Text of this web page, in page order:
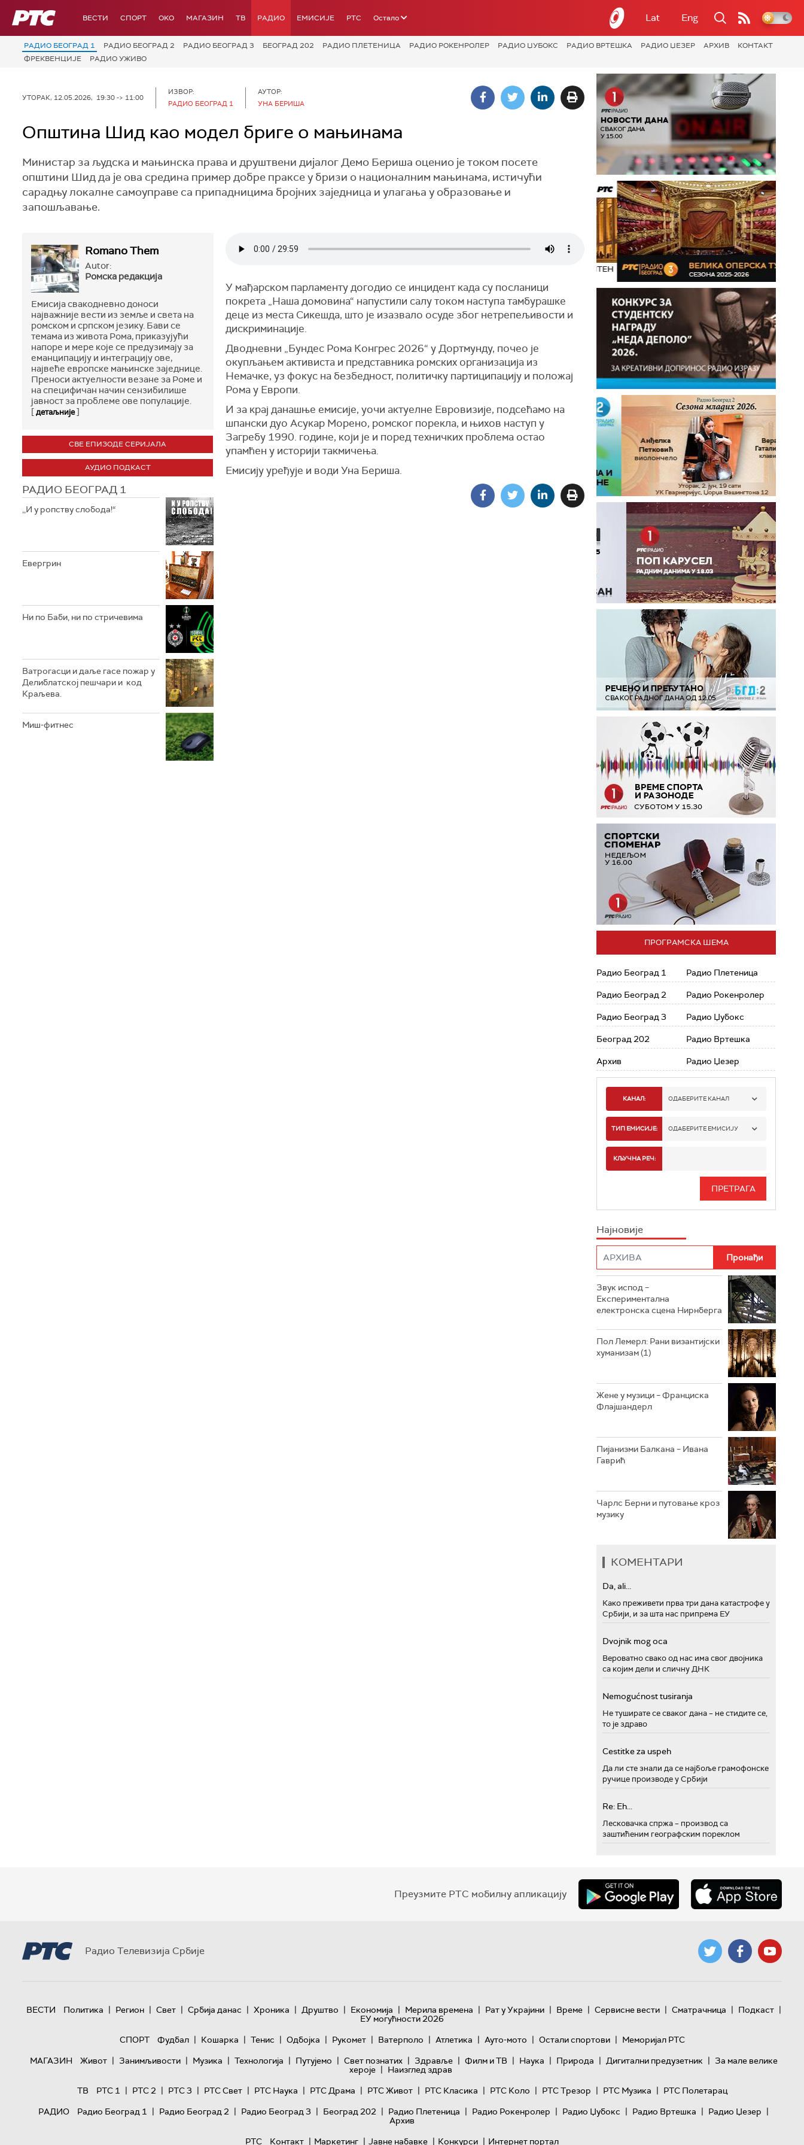
РТС ВЕСТИ СПОРТ OKO МАГАЗИН ТВ РАДИО ЕМИСИЈЕ РТС Остало Lat Eng
РАДИО БЕОГРАД 1 РАДИО БЕОГРАД 2 РАДИО БЕОГРАД 3 БЕОГРАД 202 РАДИО ПЛЕТЕНИЦА РАДИО РОКЕНРОЛЕР РАДИО ЏУБОКС РАДИО ВРТЕШКА РАДИО ЏЕЗЕР АРХИВ
КОНТАКТ
ФРЕКВЕНЦИЈЕ
РАДИО УЖИВО
УТОРАК, 12.05.2026, 19:30 -> 11:00
ИЗВОР:
РАДИО БЕОГРАД 1
АУТОР:
УНА БЕРИША
Општина Шид као модел бриге о мањинама
Министар за људска и мањинска права и друштвени дијалог Демо Бериша оценио је током посете
општини Шид да је ова средина пример добре праксе у бризи о националним мањинама, истичући
сарадњу локалне самоуправе са припадницима бројних заједница и улагања у образовање и
запошљавање.
Romano Them
Autor:
Ромска редакција
Емисија свакодневно доноси
најважније вести из земље и света на
ромском и српском језику. Бави се
темама из живота Рома, приказујући
напоре и мере које се предузимају за
еманципацију и интеграцију ове,
највеће европске мањинске заједнице.
Преноси актуелности везане за Роме и
на специфичан начин сензибилише
јавност за проблеме ове популације.
[детаљније]
СВЕ ЕПИЗОДЕ СЕРИЈАЛА
АУДИО ПОДКАСТ
РАДИО БЕОГРАД 1
,,И у ропству слобода!“
Евергрин
Ни по Баби, ни по стричевима
Ватрогасци и даље гасе пожар у
Делиблатској пешчари и код
Краљева.
Миш-фитнес
У мађарском парламенту догодио се инцидент када су посланици
покрета „Наша домовина“ напустили салу током наступа тамбурашке
деце из места Сикешда, што је изазвало осуде због нетрепељивости и
дискриминације.
Дводневни „Бундес Рома Конгрес 2026“ у Дортмунду, почео је
окупљањем активиста и представника ромских организација из
Немачке, уз фокус на безбедност, политичку партиципацију и положај
Рома у Европи.
И за крај данашње емисије, уочи актуелне Евровизије, подсећамо на
шпански дуо Асукар Морено, ромског порекла, и њихов наступ у
Загребу 1990. године, који је и поред техничких проблема остао
упамћен у историји такмичења.
Емисију уређује и води Уна Бериша.
ПРОГРАМСКА ШЕМА
Радио Београд 1
Радио Београд 2
Радио Београд 3
Београд 202
Архив
Радио Плетеница
Радио Рокенролер
Радио Џубокс
Радио Вртешка
Радио Џезер
КАНАЛ: ОДАБЕРИТЕ КАНАЛ
РАДИО БЕОГРАД 1
РАДИО БЕОГРАД 3
РАДИО РОКЕНРОЛЕР
РАДИО ЏУБОКС
РАДИО ВРТЕШКА
РАДИО ЏЕЗЕР
ТИП ЕМИСИЈЕ: ОДАБЕРИТЕ ЕМИСИЈУ
ИНФО
КЉУЧНА РЕЧ:
Најновије
Звук испод –
Експериментална
електронска сцена Нирнберга
Пол Лемерл: Рани византијски
хуманизам (1)
Жене у музици – Франциска
Флајшандерл
Пијанизми Балкана – Ивана
Гаврић
Чарлс Берни и путовање кроз
музику
КОМЕНТАРИ
Da, ali...
Како преживети прва три дана катастрофе у
Србији, и за шта нас припрема ЕУ
Dvojnik mog oca
Вероватно свако од нас има свог двојника
са којим дели и сличну ДНК
Nemogućnost tusiranja
Не туширате се сваког дана – не стидите се,
то је здраво
Cestitke za uspeh
Да ли сте знали да се најбоље грамофонске
ручице производе у Србији
Re: Eh...
Лесковачка спржа – производ са
заштићеним географским пореклом
Преузмите РТС мобилну апликацију
Радио Телевизија Србије
ВЕСТИ Политика | Регион | Свет | Србија данас | Хроника | Друштво | Економија | Мерила времена | Рат у Украјини | Време | Сервисне вести | Сматрачница | Подкаст |
ЕУ могућности 2026
СПОРТ
Фудбал | Кошарка | Тенис | Одбојка | Рукомет | Ватерполо | Атлетика | Ауто-мото | Остали спортови | Меморијал РТС
МАГАЗИН
Живот | Занимљивости | Музика | Технологијa | Путујемо | Свет познатих | Здравље | Филм и ТВ | Наука | Природа | Дигитални предузетник | За мале велике
хероје | Наизглед здрав
ТВ
РТС 1 | РТС 2 | РТС 3 | РТС Свет | РТС Наука | РТС Драма | РТС Живот | РТС Класика | РТС Коло | РТС Трезор | РТС Музика | РТС Полетарац
РАДИО
Радио Београд 1 | Радио Београд 2 | Радио Београд 3 | Београд 202 | Радио Плетеница | Радио Рокенролер | Радио Џубокс | Радио Вртешка | Радио Џезер |
Архив
РТС
Контакт | Маркетинг | Јавне набавке | Конкурси | Интернет портал